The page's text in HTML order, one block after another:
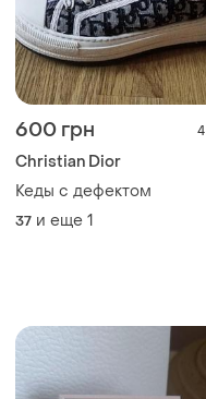
600 грн 4
Christian Dior
Кеды с дефектом
37 и еще 1